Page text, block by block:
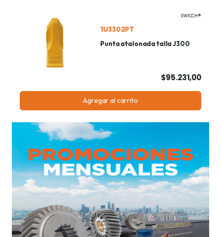
SWICCH®
1U3302PT
Punta atalonada talla J300
$95.231,00
Agregar al carrito